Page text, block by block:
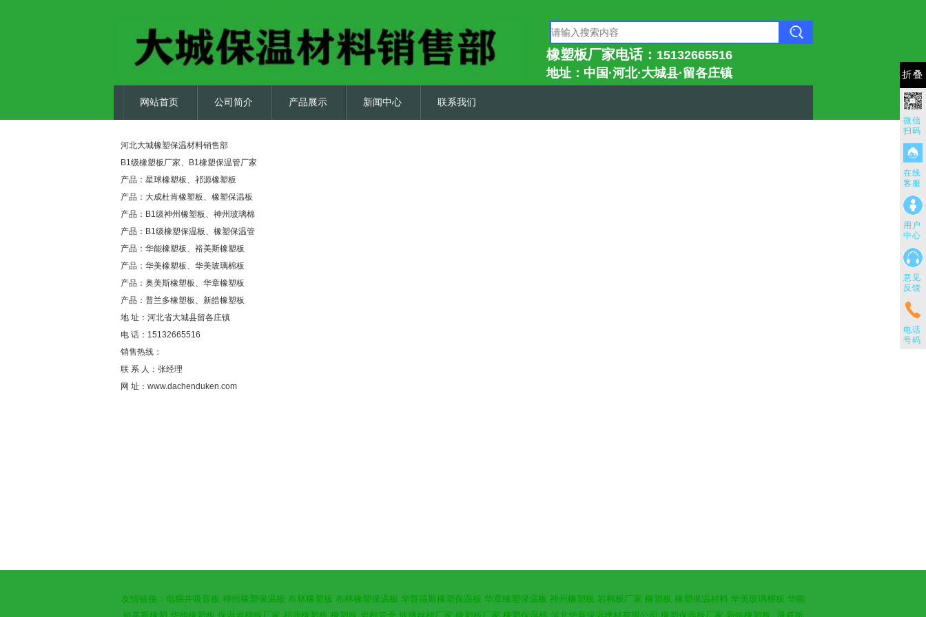
折叠
微信
扫码
在线
客服
用户
中心
意见
反馈
电话
号码
地址：中国·河北·大城县·留各庄镇
橡塑板厂家电话： 15132665516
网站首页 公司简介 产品展示 新闻中心 联系我们
河北大城橡塑保温材料销售部
B1级橡塑板厂家、B1橡塑保温管厂家
产品：星球橡塑板、祁源橡塑板
产品：大成杜肯橡塑板、橡塑保温板
产品：B1级神州橡塑板、神州玻璃棉
产品：B1级橡塑保温板、橡塑保温管
产品：华能橡塑板、裕美斯橡塑板
产品：华美橡塑板、华美玻璃棉板
产品：奥美斯橡塑板、华章橡塑板
产品：普兰多橡塑板、新皓橡塑板
地 址：河北省大城县留各庄镇
电 话： 15132665516
销售热线：
联 系 人：张经理
网 址： www.dachenduken.com
友情链接： 电梯井吸音板 神州橡塑保温板 布林橡塑板 布林橡塑保温板 华普瑞斯橡塑保温板 华章橡塑保温板 神州橡塑板 岩棉板厂家 橡塑板 橡塑保温材料 华美玻璃棉板 华能